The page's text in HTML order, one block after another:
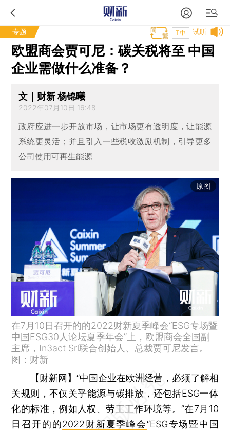
专题 试听
T中
欧盟商会贾可尼：碳关税将至 中国
企业需做什么准备？
文｜财新 杨锦曦
2022年07月10日 16:48
政府应进一步开放市场，让市场更有透明度，让能源
系统更灵活；并且引入一些税收激励机制，引导更多
公司使用可再生能源
原图
在7月10日召开的的2022财新夏季峰会“ESG专场暨
中国ESG30人论坛夏季年会”上，欧盟商会全国副
主席，In3act Srl联合创始人、总裁贾可尼发言。
图：财新
【财新网】 “中国企业在欧洲经营，必须了解相
关规则，不仅关乎能源与碳排放，还包括ESG一体
化的标准，例如人权、劳工工作环境等。”在7月10
日召开的的2022财新夏季峰会“ESG专场暨中国